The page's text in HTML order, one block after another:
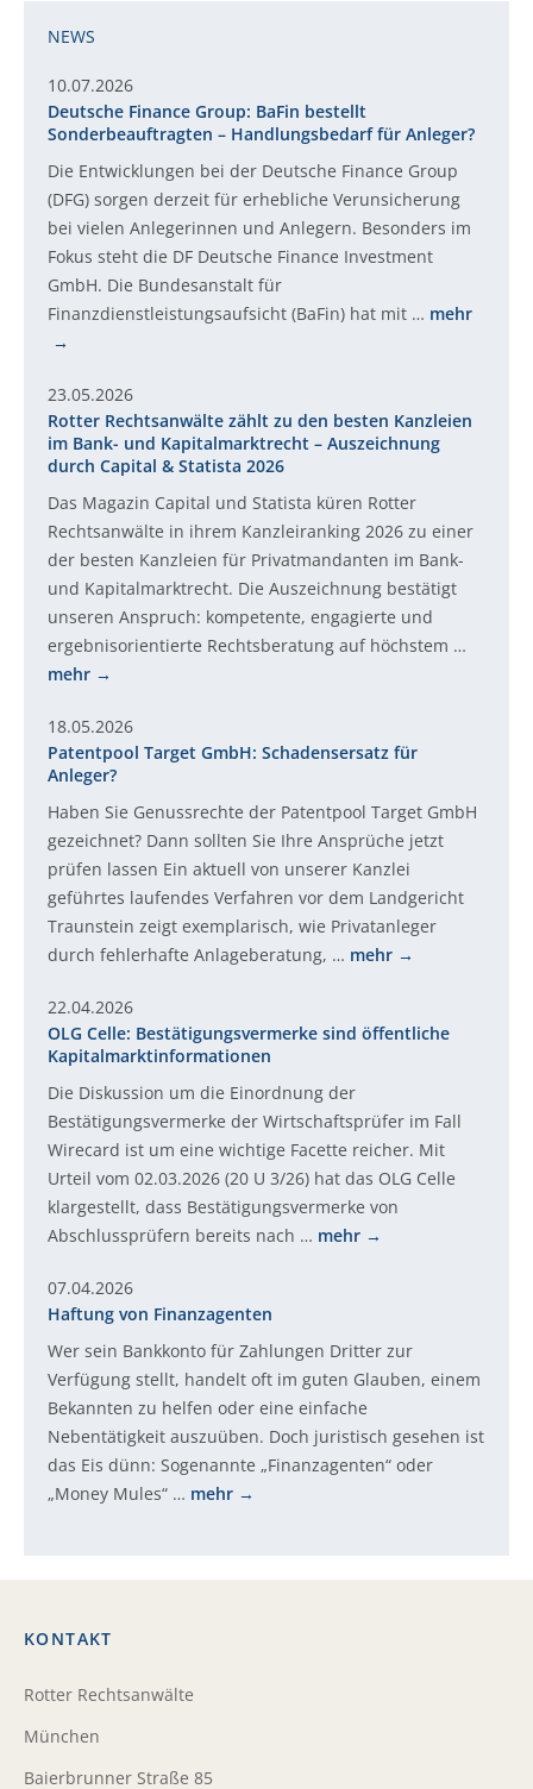
NEWS
10.07.2026
Deutsche Finance Group: BaFin bestellt
Sonderbeauftragten – Handlungsbedarf für Anleger?
Die Entwicklungen bei der Deutsche Finance Group
(DFG) sorgen derzeit für erhebliche Verunsicherung
bei vielen Anlegerinnen und Anlegern. Besonders im
Fokus steht die DF Deutsche Finance Investment
GmbH. Die Bundesanstalt für
Finanzdienstleistungsaufsicht (BaFin) hat mit … mehr
23.05.2026
Rotter Rechtsanwälte zählt zu den besten Kanzleien
im Bank- und Kapitalmarktrecht – Auszeichnung
durch Capital & Statista 2026
Das Magazin Capital und Statista küren Rotter
Rechtsanwälte in ihrem Kanzleiranking 2026 zu einer
der besten Kanzleien für Privatmandanten im Bank-
und Kapitalmarktrecht. Die Auszeichnung bestätigt
unseren Anspruch: kompetente, engagierte und
ergebnisorientierte Rechtsberatung auf höchstem …
mehr
18.05.2026
Patentpool Target GmbH: Schadensersatz für
Anleger?
Haben Sie Genussrechte der Patentpool Target GmbH
gezeichnet? Dann sollten Sie Ihre Ansprüche jetzt
prüfen lassen Ein aktuell von unserer Kanzlei
geführtes laufendes Verfahren vor dem Landgericht
Traunstein zeigt exemplarisch, wie Privatanleger
durch fehlerhafte Anlageberatung, … mehr
22.04.2026
OLG Celle: Bestätigungsvermerke sind öffentliche
Kapitalmarktinformationen
Die Diskussion um die Einordnung der
Bestätigungsvermerke der Wirtschaftsprüfer im Fall
Wirecard ist um eine wichtige Facette reicher. Mit
Urteil vom 02.03.2026 (20 U 3/26) hat das OLG Celle
klargestellt, dass Bestätigungsvermerke von
Abschlussprüfern bereits nach … mehr
07.04.2026
Haftung von Finanzagenten
Wer sein Bankkonto für Zahlungen Dritter zur
Verfügung stellt, handelt oft im guten Glauben, einem
Bekannten zu helfen oder eine einfache
Nebentätigkeit auszuüben. Doch juristisch gesehen ist
das Eis dünn: Sogenannte „Finanzagenten“ oder
„Money Mules“ … mehr
KONTAKT
Rotter Rechtsanwälte
München
Baierbrunner Straße 85